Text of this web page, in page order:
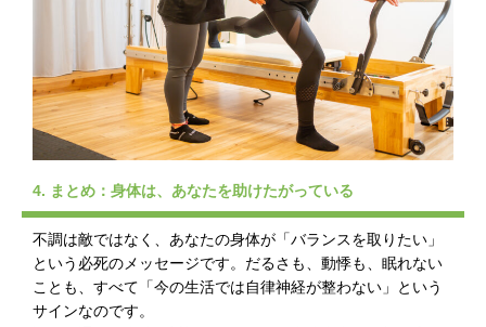
4. まとめ：身体は、あなたを助けたがっている
不調は敵ではなく、あなたの身体が「バランスを取りたい」
という必死のメッセージです。だるさも、動悸も、眠れない
ことも、すべて「今の生活では自律神経が整わない」という
サインなのです。